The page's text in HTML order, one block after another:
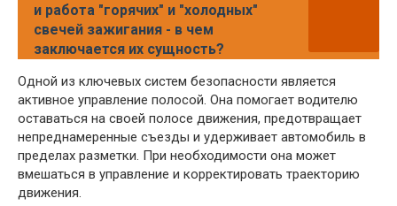
и работа "горячих" и "холодных"
свечей зажигания - в чем
заключается их сущность?
Одной из ключевых систем безопасности является
активное управление полосой. Она помогает водителю
оставаться на своей полосе движения, предотвращает
непреднамеренные съезды и удерживает автомобиль в
пределах разметки. При необходимости она может
вмешаться в управление и корректировать траекторию
движения.